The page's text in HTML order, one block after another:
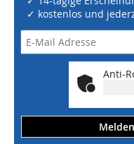
✓ kostenlos und
Anti-